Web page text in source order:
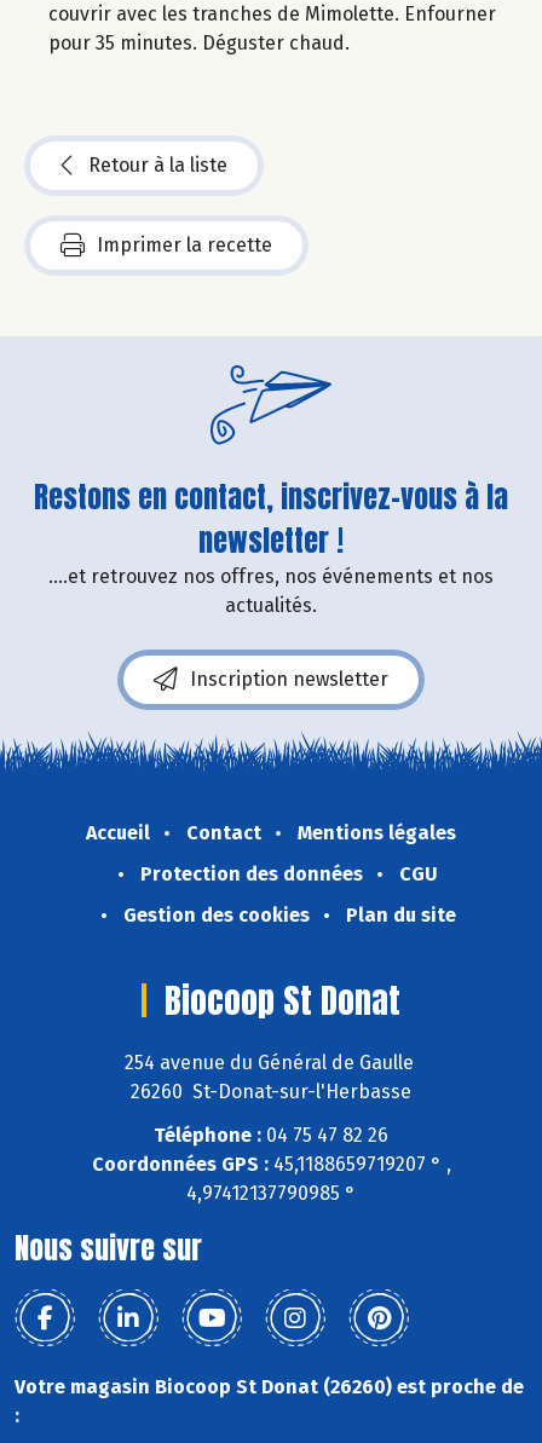
couvrir avec les tranches de Mimolette. Enfourner
pour 35 minutes. Déguster chaud.
Retour à la liste
Imprimer la recette
Restons en contact, inscrivez-vous à la
newsletter !
....et retrouvez nos offres, nos événements et nos
actualités.
Inscription newsletter
Accueil Contact
Mentions légales
Protection des données
CGU
Gestion des cookies
Plan du site
Biocoop St Donat
254 avenue du Général de Gaulle
26260 St-Donat-sur-l'Herbasse
Téléphone : 04 75 47 82 26
Coordonnées GPS :45,1188659719207 ° ,
4,97412137790985 °
Nous suivre sur
Votre magasin Biocoop St Donat (26260) est proche de
: